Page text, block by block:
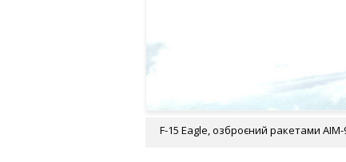
F-15 Eagle, озброєний ракетами